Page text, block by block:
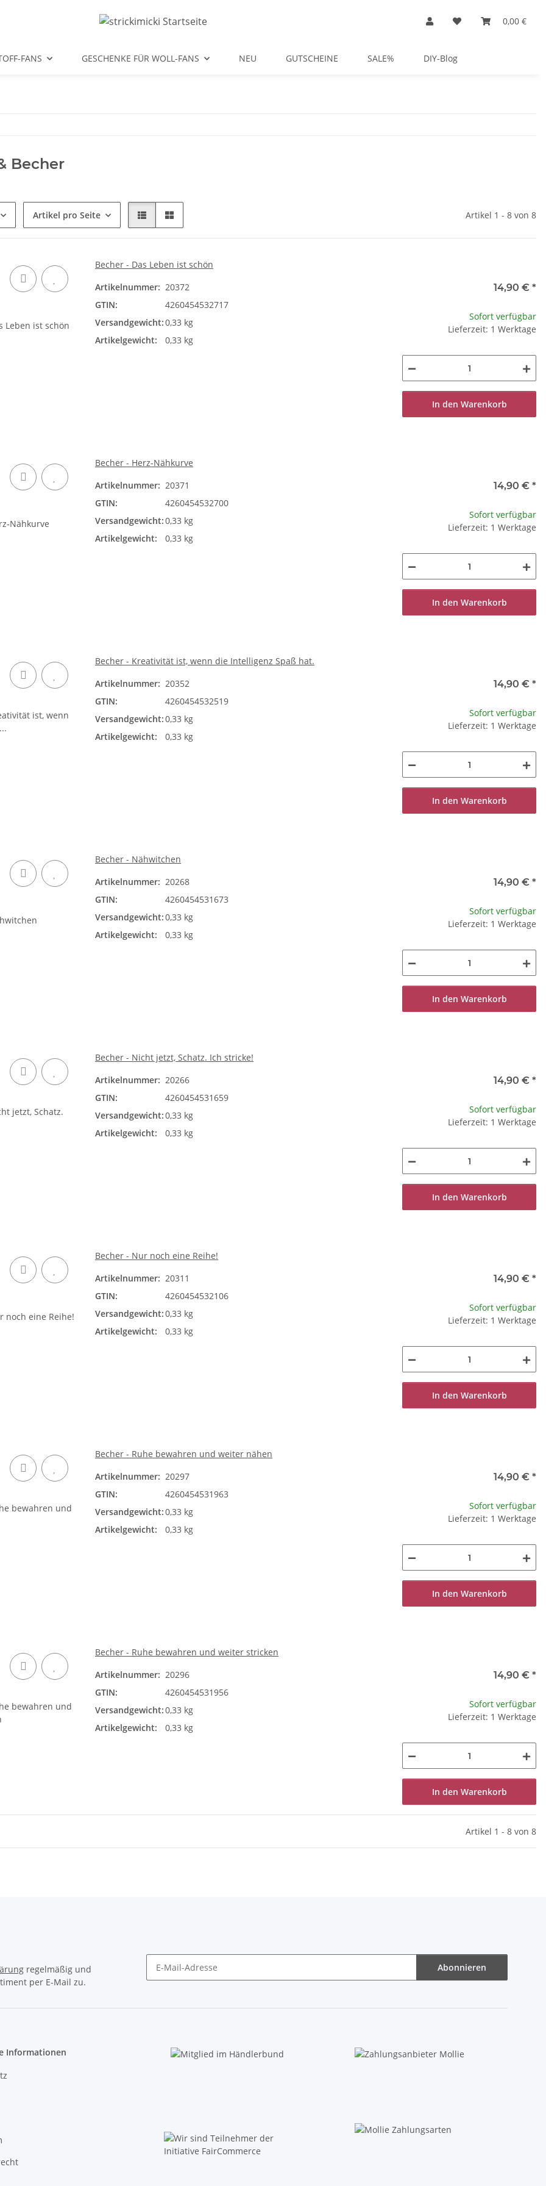
0,00 €
FANS GESCHENKE FÜR WOLL-FANS NEU GUTSCHEINE SALE% DIY-Blog
Becher
Artikel pro Seite Artikel 1 - 8 von 8
Becher - Das Leben ist schön
Artikelnummer: 20372
GTIN:
4260454532717
Versandgewicht:0,33 kg
Artikelgewicht:
0,33 kg
14,90 € *
Sofort verfügbar
Lieferzeit: 1 Werktage
In den Warenkorb
Becher - Herz-Nähkurve
Artikelnummer: 20371
GTIN:
4260454532700
Versandgewicht:0,33 kg
Artikelgewicht:
0,33 kg
14,90 € *
Sofort verfügbar
Lieferzeit: 1 Werktage
In den Warenkorb
Becher - Kreativität ist, wenn die Intelligenz Spaß hat.
Artikelnummer: 20352
GTIN:
4260454532519
Versandgewicht:0,33 kg
Artikelgewicht:
0,33 kg
14,90 € *
Sofort verfügbar
Lieferzeit: 1 Werktage
In den Warenkorb
Becher - Nähwitchen
Artikelnummer: 20268
GTIN:
4260454531673
Versandgewicht:0,33 kg
Artikelgewicht:
0,33 kg
14,90 € *
Sofort verfügbar
Lieferzeit: 1 Werktage
In den Warenkorb
Becher - Nicht jetzt, Schatz. Ich stricke!
Artikelnummer: 20266
GTIN:
4260454531659
Versandgewicht:0,33 kg
Artikelgewicht:
0,33 kg
14,90 € *
Sofort verfügbar
Lieferzeit: 1 Werktage
In den Warenkorb
Becher - Nur noch eine Reihe!
Artikelnummer: 20311
GTIN:
4260454532106
Versandgewicht:0,33 kg
Artikelgewicht:
0,33 kg
14,90 € *
Sofort verfügbar
Lieferzeit: 1 Werktage
In den Warenkorb
Becher - Ruhe bewahren und weiter nähen
Artikelnummer: 20297
GTIN:
4260454531963
Versandgewicht:0,33 kg
Artikelgewicht:
0,33 kg
14,90 € *
Sofort verfügbar
Lieferzeit: 1 Werktage
In den Warenkorb
Becher - Ruhe bewahren und weiter stricken
Artikelnummer: 20296
GTIN:
4260454531956
Versandgewicht:0,33 kg
Artikelgewicht:
0,33 kg
14,90 € *
Sofort verfügbar
Lieferzeit: 1 Werktage
In den Warenkorb
Artikel 1 - 8 von 8
regelmäßig und
per E-Mail zu.
Abonnieren
Informationen